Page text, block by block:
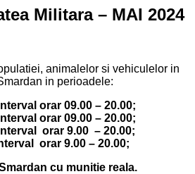
Militara – MAI 2024
animalelor si vehiculelor in
in perioadele:
orar 09.00 – 20.00;
orar 09.00 – 20.00;
orar 9.00 – 20.00;
orar 9.00 – 20.00;
cu munitie reala.